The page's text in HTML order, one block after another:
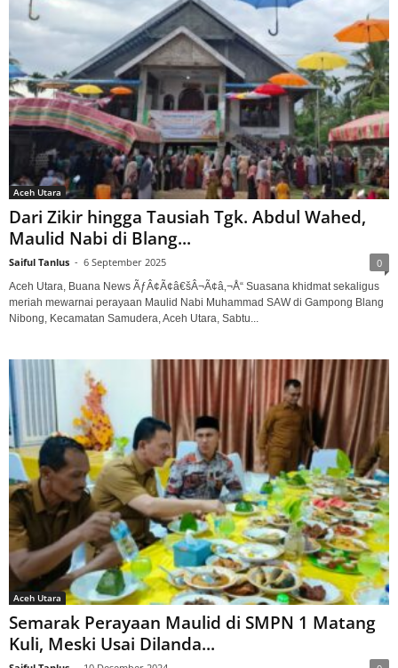
Aceh Utara
Dari Zikir hingga Tausiah Tgk. Abdul Wahed,
Maulid Nabi di Blang...
Saiful Tanlus - 6 September 2025 0
Aceh Utara, Buana News ÃƒÂ¢Ã¢â€šÂ¬Ã¢â‚¬Å“ Suasana khidmat sekaligus
meriah mewarnai perayaan Maulid Nabi Muhammad SAW di Gampong Blang
Nibong, Kecamatan Samudera, Aceh Utara, Sabtu...
Aceh Utara
Semarak Perayaan Maulid di SMPN 1 Matang
Kuli, Meski Usai Dilanda...